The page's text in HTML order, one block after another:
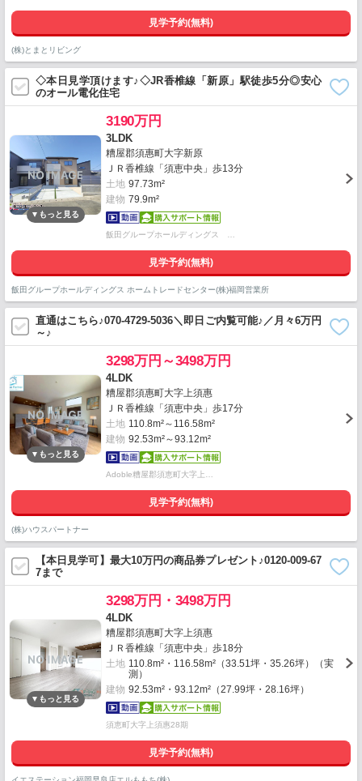
見学予約(無料)
(株)とまとリビング
◇本日見学頂けます♪◇JR香椎線「新原」駅徒歩5分◎安心
のオール電化住宅
3190万円
3LDK
糟屋郡須惠町大字新原
ＪＲ香椎線「須恵中央」歩13分
土地 97.73m²
建物 79.9m²
飯田グループホールディングス …
見学予約(無料)
飯田グループホールディングス ホームトレードセンター(株)福岡営業所
直通はこちら♪070-4729-5036＼即日ご内覧可能♪／月々6万円
～♪
3298万円～3498万円
4LDK
糟屋郡須惠町大字上須惠
ＪＲ香椎線「須恵中央」歩17分
土地 110.8m²～116.58m²
建物 92.53m²～93.12m²
Adoble糟屋郡須恵町大字上…
見学予約(無料)
(株)ハウスパートナー
【本日見学可】最大10万円の商品券プレゼント♪0120-009-67
7まで
3298万円・3498万円
4LDK
糟屋郡須惠町大字上須惠
ＪＲ香椎線「須恵中央」歩18分
土地 110.8m²・116.58m²（33.51坪・35.26坪）（実
測）
建物 92.53m²・93.12m²（27.99坪・28.16坪）
須恵町大字上須惠28期
見学予約(無料)